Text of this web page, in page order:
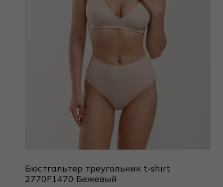
Бюстгальтер треугольник t-shirt
2770F1470 Бежевый